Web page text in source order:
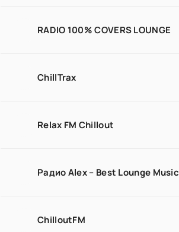
RADIO 100% COVERS LOUNGE
ChillTrax
Relax FM Chillout
Радио Alex – Best Lounge Music
ChilloutFM